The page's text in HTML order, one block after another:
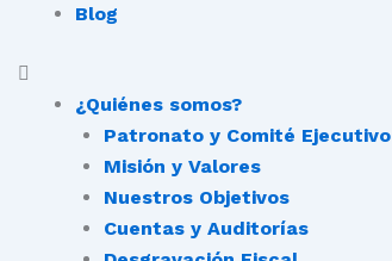
Blog
¿Quiénes somos?
Patronato y Comité Ejecutivo
Misión y Valores
Nuestros Objetivos
Cuentas y Auditorías